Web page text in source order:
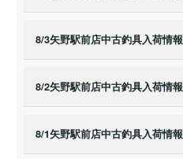
8/3矢野駅前店中古釣具入荷情報
8/2矢野駅前店中古釣具入荷情報
8/1矢野駅前店中古釣具入荷情報